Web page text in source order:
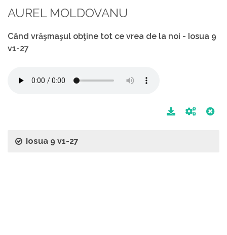
AUREL MOLDOVANU
Când vrăşmaşul obţine tot ce vrea de la noi - Iosua 9
v1-27
Iosua 9 v1-27